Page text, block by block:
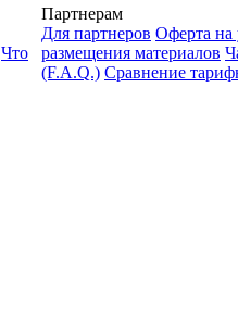
Что
Партнерам
Для партнеров Оферта на
размещения материалов
(F.A.Q.) Cравнение